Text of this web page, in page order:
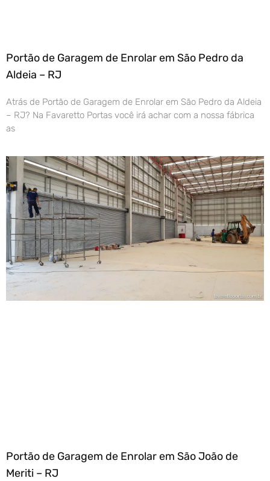
Portão de Garagem de Enrolar em São Pedro da
Aldeia – RJ
Atrás de Portão de Garagem de Enrolar em São Pedro da Aldeia
– RJ? Na Favaretto Portas você irá achar com a nossa fábrica
as
Portão de Garagem de Enrolar em São João de
Meriti – RJ